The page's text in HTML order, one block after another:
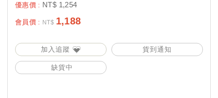
優惠價 : NT$ 1,254
會員價 : NT$ 1,188
加入追蹤 貨到通知
缺貨中